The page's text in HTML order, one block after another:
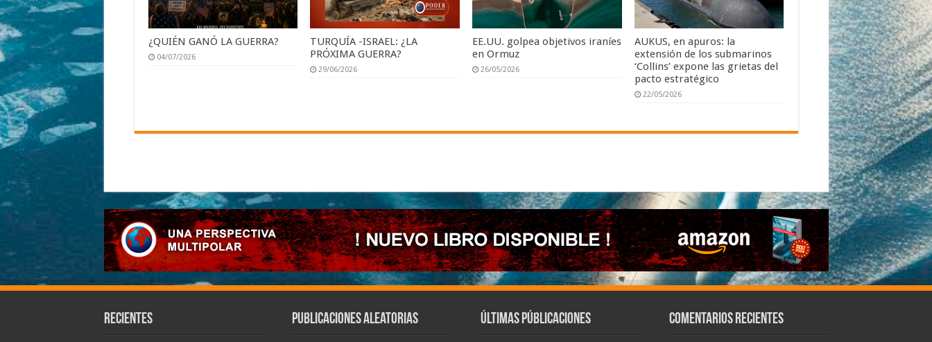
¿QUIÉN GANÓ LA GUERRA?
04/07/2026
TURQUÍA -ISRAEL: ¿LA
PRÓXIMA GUERRA?
29/06/2026
EE.UU. golpea objetivos iraníes
en Ormuz
26/05/2026
AUKUS, en apuros: la
extensión de los submarinos
‘Collins’ expone las grietas del
pacto estratégico
22/05/2026
Recientes Publicaciones aleatorias Últimas Públicaciones Comentarios recientes